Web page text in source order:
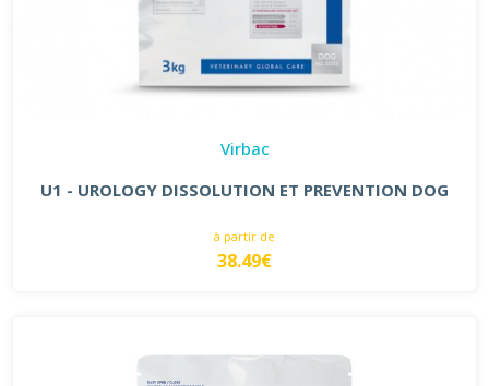
Virbac
U1 - UROLOGY DISSOLUTION ET PREVENTION DOG
à partir de
38.49€